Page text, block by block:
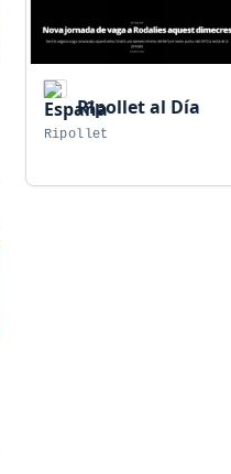
Ripollet al Día
Ripollet